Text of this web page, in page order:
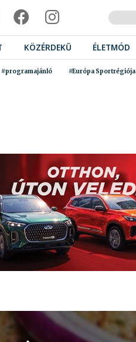
KÖZÉRDEKŰ ÉLETMÓD
#programajánló #Európa Sportrégiója